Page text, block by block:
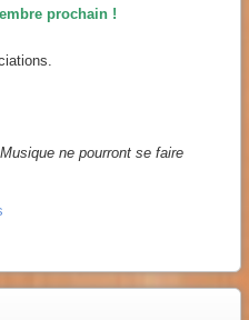
prochain !
ne pourront se faire